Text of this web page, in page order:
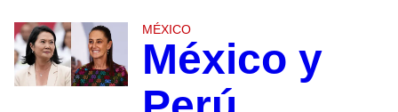
MÉXICO
México y